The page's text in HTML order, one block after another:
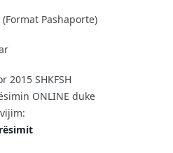
Pashaporte)
2015 SHKFSH
ONLINE duke